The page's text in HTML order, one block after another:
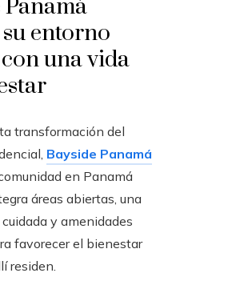
entorno
una vida
transformación del
Bayside Panamá
en Panamá
áreas abiertas, una
y amenidades
favorecer el bienestar
residen.